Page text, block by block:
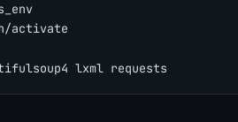
activate
lxml requests